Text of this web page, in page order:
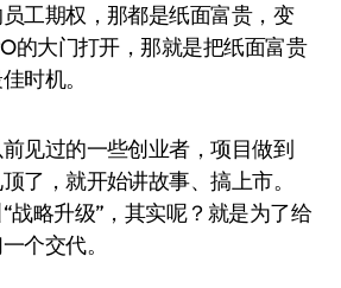
工期权，那都是纸面富贵，变
的大门打开，那就是把纸面富贵
时机。
见过的一些创业者，项目做到
了，就开始讲故事、搞上市。
战略升级”，其实呢？就是为了给
个交代。